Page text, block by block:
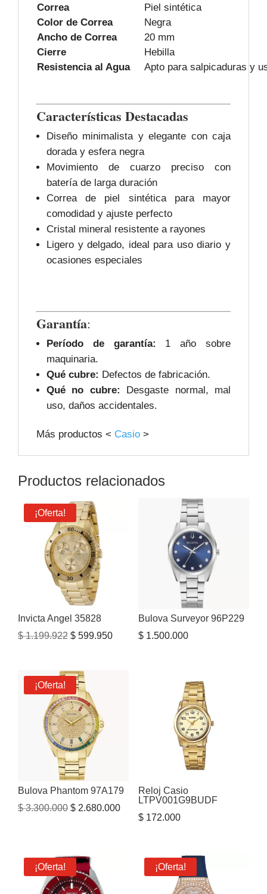
Correa
Piel sintética
Color de Correa
Negra
Ancho de Correa
20 mm
Cierre
Hebilla
Resistencia al Agua
Apto para salpicaduras y
Características Destacadas
Diseño minimalista y elegante con caja
dorada y esfera negra
Movimiento de cuarzo preciso con
batería de larga duración
Correa de piel sintética para mayor
comodidad y ajuste perfecto
Cristal mineral resistente a rayones
Ligero y delgado, ideal para uso diario y
ocasiones especiales
Garantía:
Período de garantía: 1 año sobre
maquinaria.
Qué cubre: Defectos de fabricación.
Qué no cubre: Desgaste normal, mal
uso, daños accidentales.
Más productos < Casio >
Productos relacionados
¡Oferta!
Invicta Angel 35828
$1.199.922 El
era:
$ 1.199.922.
$ 599.950El
Bulova Surveyor 96P229
$1.500.000
¡Oferta!
Bulova Phantom 97A179
$3.300.000 El
era:
$ 3.300.000.
$ 2.680.000El
precio
$ 2.680.000.
Reloj Casio
LTPV001G9BUDF
$172.000
¡Oferta! ¡Oferta!